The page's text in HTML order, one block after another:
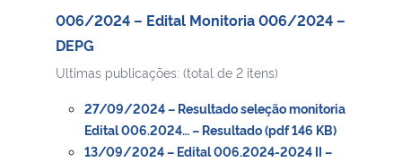
Secretaria-Geral
Secretaria de Governo
006/2024 – Edital Monitoria 006/2024 –
DEPG
Ultimas publicações: (total de 2 itens)
27/09/2024 – Resultado seleção monitoria
Edital 006.2024… – Resultado (pdf 146 KB)
13/09/2024 – Edital 006.2024-2024 II –